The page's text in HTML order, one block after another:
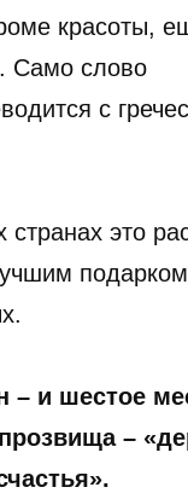
красоты,
Само слово
с
странах это
– и шестое
–